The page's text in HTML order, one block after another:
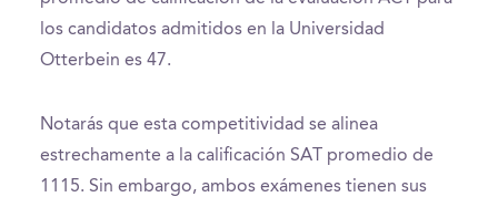
los candidatos admitidos en la Universidad
Otterbein es 47.
Notarás que esta competitividad se alinea
estrechamente a la calificación SAT promedio de
1115. Sin embargo, ambos exámenes tienen sus